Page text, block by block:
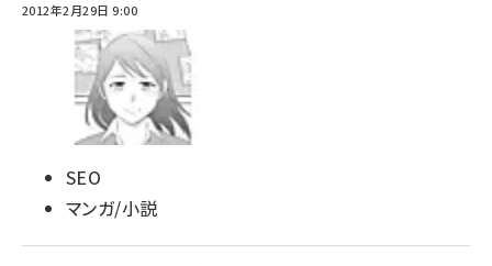
2012年2月29日 9:00
SEO
マンガ/小説